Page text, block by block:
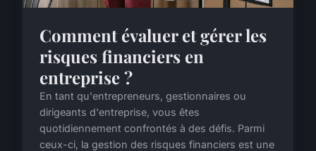
Comment évaluer et gérer les
risques financiers en
entreprise ?
En tant qu'entrepreneurs, gestionnaires ou
dirigeants d'entreprise, vous êtes
quotidiennement confrontés à des défis. Parmi
ceux-ci, la gestion des risques financiers est une